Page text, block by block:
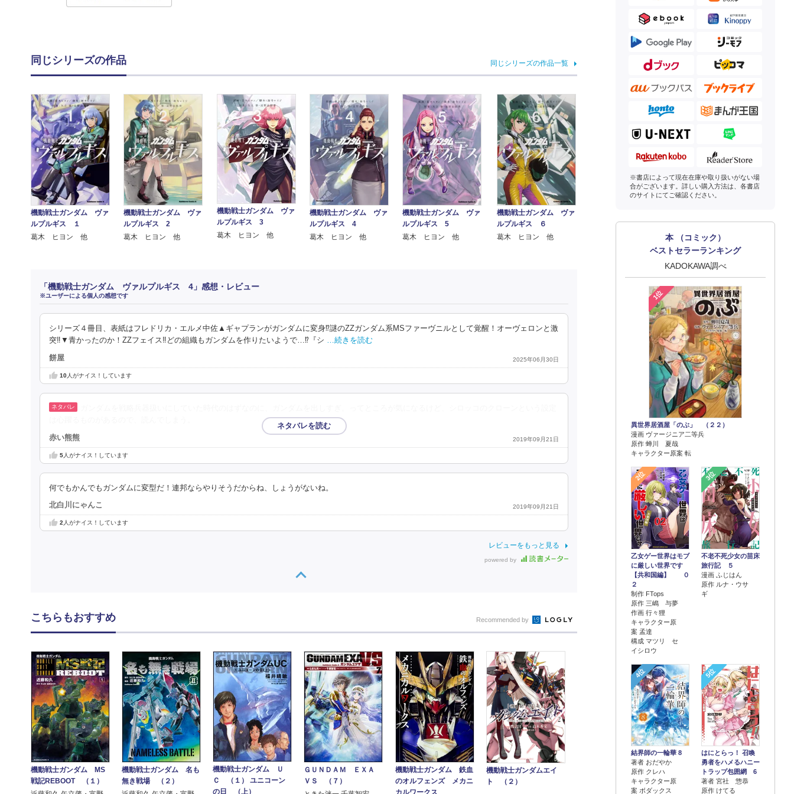
同じシリーズの作品 同じシリーズの作品一覧
機動戦士ガンダム ヴァ
ルプルギス １
葛木 ヒヨン 他
機動戦士ガンダム ヴァ
ルプルギス 2
葛木 ヒヨン 他
機動戦士ガンダム ヴァ
ルプルギス 3
葛木 ヒヨン 他
機動戦士ガンダム ヴァ
ルプルギス 4
葛木 ヒヨン 他
機動戦士ガンダム ヴァ
ルプルギス 5
葛木 ヒヨン 他
機動戦士ガンダム ヴァ
ルプルギス ６
葛木 ヒヨン 他
「機動戦士ガンダム ヴァルプルギス 4」感想・レビュー
※ユーザーによる個人の感想です
シリーズ４冊目、表紙はフレドリカ・エルメ中佐▲ギャプランがガンダムに変身⁉謎のZZガンダム系MSファーヴニルとして覚醒！オーヴェロンと激
突‼▼青かったのか！ZZフェイス‼どの組織もガンダムを作りたいようで…⁉『シ …続きを読む
餅屋 2025年06月30日
10人がナイス！しています
赤い熊熊 2019年09月21日
5人がナイス！しています
何でもかんでもガンダムに変型だ！連邦ならやりそうだからね、しょうがないね。
北白川にゃんこ 2019年09月21日
2 人がナイス！しています
レビューをもっと見る
powered by
※書店によって現在在庫や取り扱いがない場
合がございます。詳しい購入方法は、各書店
のサイトにてご確認ください。
本 （コミック）
ベストセラーランキング
KADOKAWA調べ
1位
異世界居酒屋「のぶ」 （２２）
漫画 ヴァージニア二等兵
原作 蝉川 夏哉
キャラクター原案 転
2位
乙女ゲー世界はモブ
に厳しい世界です
【共和国編】 ０
２
制作 FTops
原作 三嶋 与夢
作画 行々狸
キャラクター原
案 孟達
構成 マツリ セ
イシロウ
3位
不老不死少女の苗床
旅行記 ５
漫画 ふじはん
原作 ルナ・ウサ
ギ
4位
結界師の一輪華 8
著者 おだやか
原作 クレハ
キャラクター原
案 ボダックス
5位
はにとらっ！ 召喚
勇者をハメるハニー
トラップ包囲網 6
著者 宮社 惣恭
原作 けてる
こちらもおすすめ Recommended by
機動戦士ガンダム MS
戦記REBOOT （１）
機動戦士ガンダム 名も
無き戦場 （２）
機動戦士ガンダム Ｕ
Ｃ （１） ユニコーン
の日 （上）
ＧＵＮＤＡＭ ＥＸＡ
ＶＳ （７）
機動戦士ガンダム 鉄血
のオルフェンズ メカニ
カルワークス
機動戦士ガンダムエイ
ト （２）